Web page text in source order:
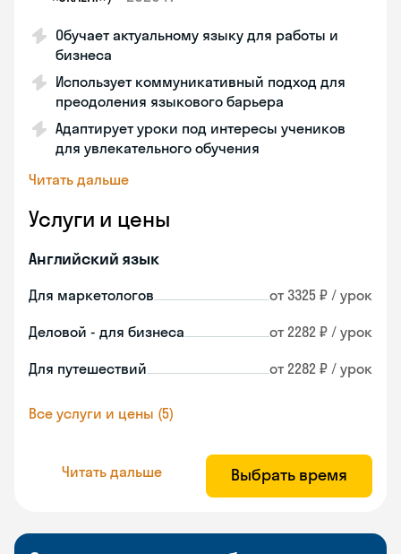
Обучает актуальному языку для работы и
бизнеса
Использует коммуникативный подход для
преодоления языкового барьера
Адаптирует уроки под интересы учеников
для увлекательного обучения
Читать дальше
Услуги и цены
Английский язык
Для маркетологов от 3325 ₽ / урок
Деловой - для бизнеса от 2282 ₽ / урок
Для путешествий от 2282 ₽ / урок
Все услуги и цены (5)
Читать дальше Выбрать время